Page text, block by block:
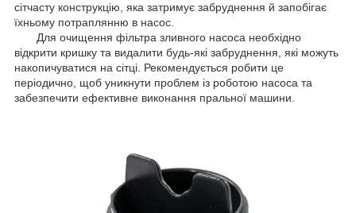
сітчасту конструкцію, яка затримує забруднення й запобігає
їхньому потраплянню в насос.
Для очищення фільтра зливного насоса необхідно
відкрити кришку та видалити будь-які забруднення, які можуть
накопичуватися на сітці. Рекомендується робити це
періодично, щоб уникнути проблем із роботою насоса та
забезпечити ефективне виконання пральної машини.